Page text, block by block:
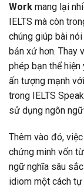
Work mang lại
IELTS mà còn
chúng giúp bài
bản xứ hơn. Thay
phép bạn thể
ấn tượng mạnh
trong IELTS
sử dụng ngôn
Thêm vào đó,
chứng minh vốn
ngữ nghĩa sâu
idiom một cách tự